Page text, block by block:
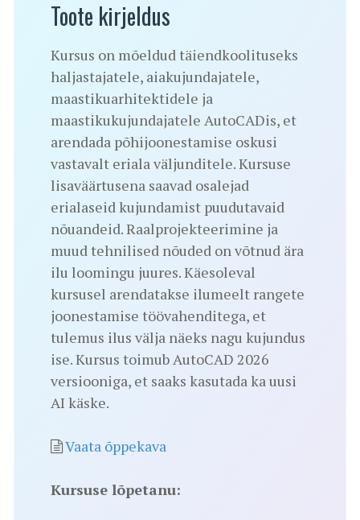
Toote kirjeldus
Kursus on mõeldud täiendkoolituseks
haljastajatele, aiakujundajatele,
maastikuarhitektidele ja
maastikukujundajatele AutoCADis, et
arendada põhijoonestamise oskusi
vastavalt eriala väljunditele. Kursuse
lisaväärtusena saavad osalejad
erialaseid kujundamist puudutavaid
nõuandeid. Raalprojekteerimine ja
muud tehnilised nõuded on võtnud ära
ilu loomingu juures. Käesoleval
kursusel arendatakse ilumeelt rangete
joonestamise töövahenditega, et
tulemus ilus välja näeks nagu kujundus
ise. Kursus toimub AutoCAD 2026
versiooniga, et saaks kasutada ka uusi
AI käske.
Vaata õppekava
Kursuse lõpetanu: